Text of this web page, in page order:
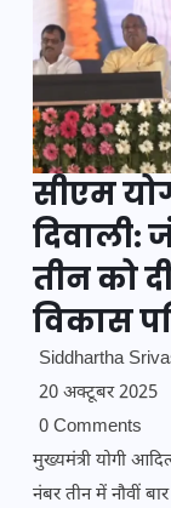
सीएम
दिवाली:
तीन को
विकास
Siddhartha
20 अक्टूबर 2025
0 Comments
मुख्यमंत्री योगी
नंबर तीन में नौवीं